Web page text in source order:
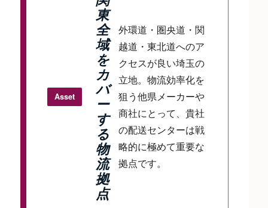
Asset
東
全
域
を
カ
バ
ー
す
る
物
流
拠
点
外環道・圏央道・関
越道・東北道へのア
クセスが良い埼玉の
立地。物流効率化を
狙う他県メーカーや
商社にとって、貴社
の配送センターは戦
略的に極めて重要な
拠点です。